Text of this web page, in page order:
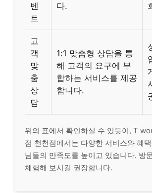
벤
트
다.
고
객
맞
춤
상
담
1:1 맞춤형 상담을 통
해 고객의 요구에 부
합하는 서비스를 제공
합니다.
위의 표에서 확인하실 수 있듯이, T
점 천천점에서는 다양한 서비스와 혜
님들의 만족도를 높이고 있습니다. 방
체험해 보시길 권장합니다.